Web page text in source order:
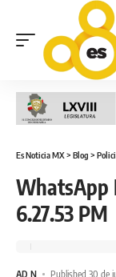
Es Noticia MX> Blog >
WhatsApp
6.27.53 PM
AD N Published 30 de